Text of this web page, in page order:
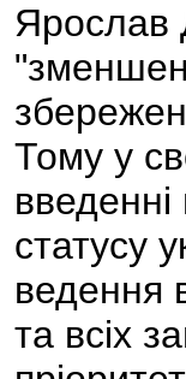
Ярослав
Тому у
введенні
статусу
ведення
та всіх